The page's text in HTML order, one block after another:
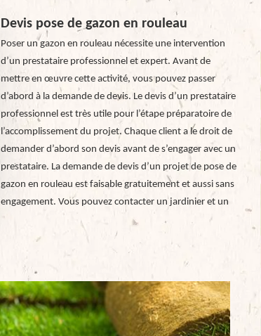
Devis pose de gazon en rouleau
Poser un gazon en rouleau nécessite une intervention
d’un prestataire professionnel et expert. Avant de
mettre en œuvre cette activité, vous pouvez passer
d’abord à la demande de devis. Le devis d’un prestataire
professionnel est très utile pour l’étape préparatoire de
l’accomplissement du projet. Chaque client a le droit de
demander d’abord son devis avant de s’engager avec un
prestataire. La demande de devis d’un projet de pose de
gazon en rouleau est faisable gratuitement et aussi sans
engagement. Vous pouvez contacter un jardinier et un